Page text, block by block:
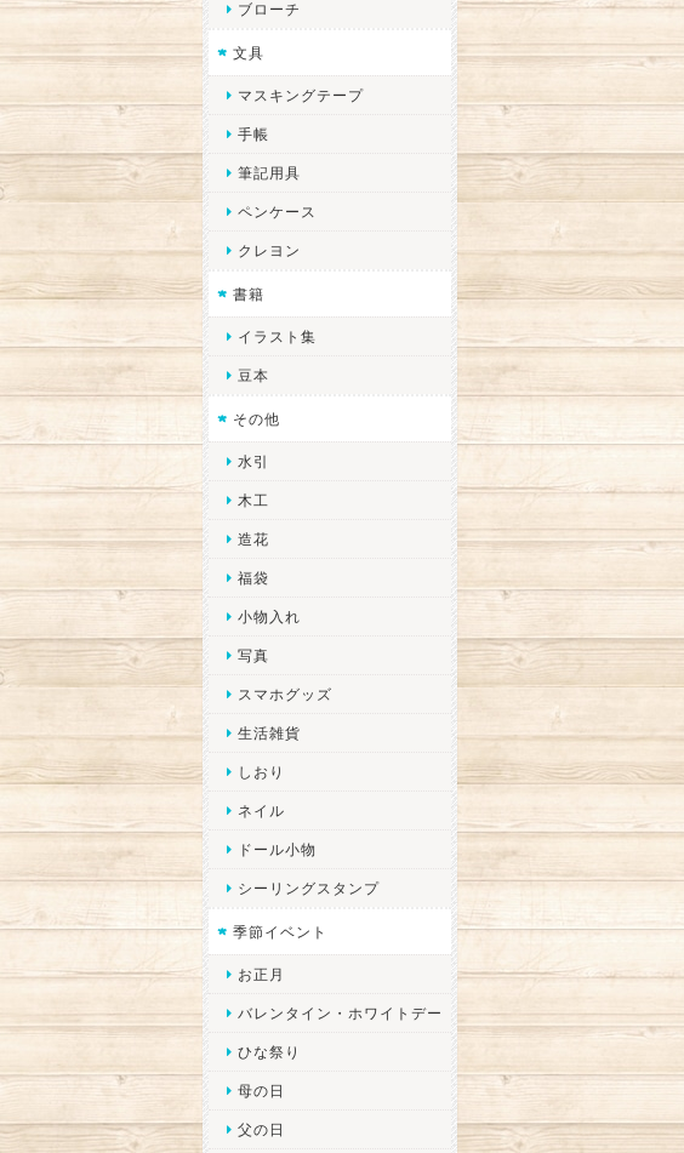
ブローチ
文具
マスキングテープ
手帳
筆記用具
ペンケース
クレヨン
書籍
イラスト集
豆本
その他
水引
木工
造花
福袋
小物入れ
写真
スマホグッズ
生活雑貨
しおり
ネイル
ドール小物
シーリングスタンプ
季節イベント
お正月
バレンタイン・ホワイトデー
ひな祭り
母の日
父の日